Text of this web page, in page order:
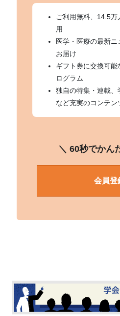
ご利用無料、14.5万
用
医学・医療の最新ニ
お届け
ギフト券に交換可能
ログラム
独自の特集・連載、
など充実のコンテン
＼ 60秒でかん
会員登